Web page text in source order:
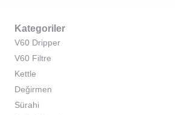
Kategoriler
V60 Dripper
V60 Filtre
Kettle
Değirmen
Sürahi